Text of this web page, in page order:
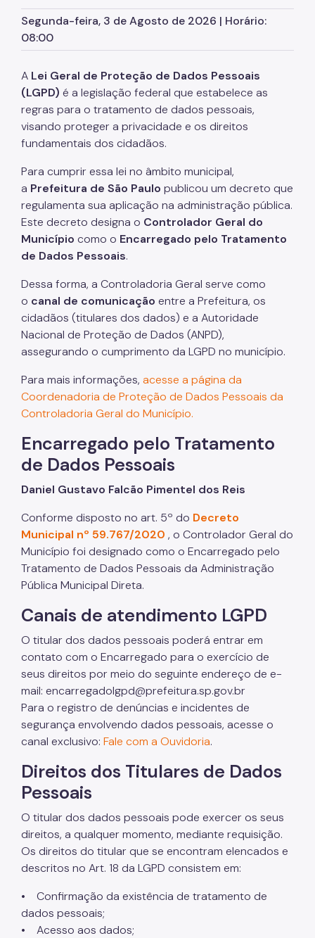
SP Mais Fácil
Zeladoria Urbana
Programa de Metas
Segunda-feira, 3 de Agosto de 2026 | Horário:
08:00
A Lei Geral de Proteção de Dados Pessoais
(LGPD) é a legislação federal que estabelece as
regras para o tratamento de dados pessoais,
visando proteger a privacidade e os direitos
fundamentais dos cidadãos.
Para cumprir essa lei no âmbito municipal,
a Prefeitura de São Paulo publicou um decreto que
regulamenta sua aplicação na administração pública.
Este decreto designa o Controlador Geral do
Município como o Encarregado pelo Tratamento
de Dados Pessoais.
Dessa forma, a Controladoria Geral serve como
o canal de comunicação entre a Prefeitura, os
cidadãos (titulares dos dados) e a Autoridade
Nacional de Proteção de Dados (ANPD),
assegurando o cumprimento da LGPD no município.
Para mais informações, acesse a página da
Coordenadoria de Proteção de Dados Pessoais da
Controladoria Geral do Município.
Encarregado pelo Tratamento
de Dados Pessoais
Daniel Gustavo Falcão Pimentel dos Reis
Conforme disposto no art. 5º do Decreto
Municipal nº 59.767/2020 , o Controlador Geral do
Município foi designado como o Encarregado pelo
Tratamento de Dados Pessoais da Administração
Pública Municipal Direta.
Canais de atendimento LGPD
O titular dos dados pessoais poderá entrar em
contato com o Encarregado para o exercício de
seus direitos por meio do seguinte endereço de e-
mail: encarregadolgpd@prefeitura.sp.gov.br
Para o registro de denúncias e incidentes de
segurança envolvendo dados pessoais, acesse o
canal exclusivo: Fale com a Ouvidoria.
Direitos dos Titulares de Dados
Pessoais
O titular dos dados pessoais pode exercer os seus
direitos, a qualquer momento, mediante requisição.
Os direitos do titular que se encontram elencados e
descritos no Art. 18 da LGPD consistem em:
• Confirmação da existência de tratamento de
dados pessoais;
• Acesso aos dados;